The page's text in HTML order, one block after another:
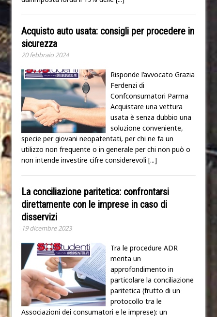
Acquisto auto usata: consigli per procedere in
sicurezza
20 febbraio 2024
Risponde l’avvocato Grazia
Ferdenzi di
Confconsumatori Parma
Acquistare una vettura
usata è senza dubbio una
soluzione conveniente,
specie per giovani neopatentati, per chi ne fa un
utilizzo non frequente o in generale per chi non può o
non intende investire cifre considerevoli [...]
La conciliazione paritetica: confrontarsi
direttamente con le imprese in caso di
disservizi
19 dicembre 2023
Tra le procedure ADR
merita un
approfondimento in
particolare la conciliazione
paritetica (frutto di un
protocollo tra le
Associazioni dei consumatori e le imprese): un